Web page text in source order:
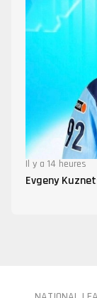
Il y a 14 heures
Evgeny